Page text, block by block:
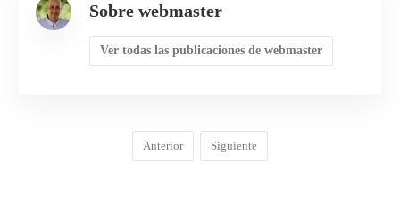
Sobre webmaster
Ver todas las publicaciones de webmaster
Anterior Siguiente